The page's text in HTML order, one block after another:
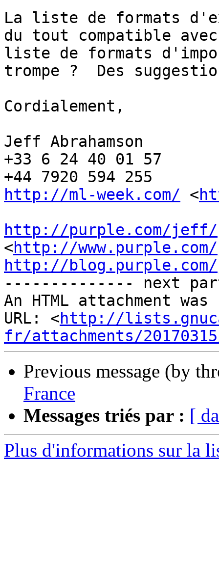
La liste de formats
du tout compatible
liste de formats
trompe ?  Des
Cordialement,
Jeff Abrahamson
+33 6 24 40 01 57
http://ml-week.com/ <
http://purple.com/jeff/
<http://
http://
-------------- next
An HTML attachment
URL: <http://
fr/attachments/
Previous message (by
France
Messages triés par : [
Plus d'informations sur la